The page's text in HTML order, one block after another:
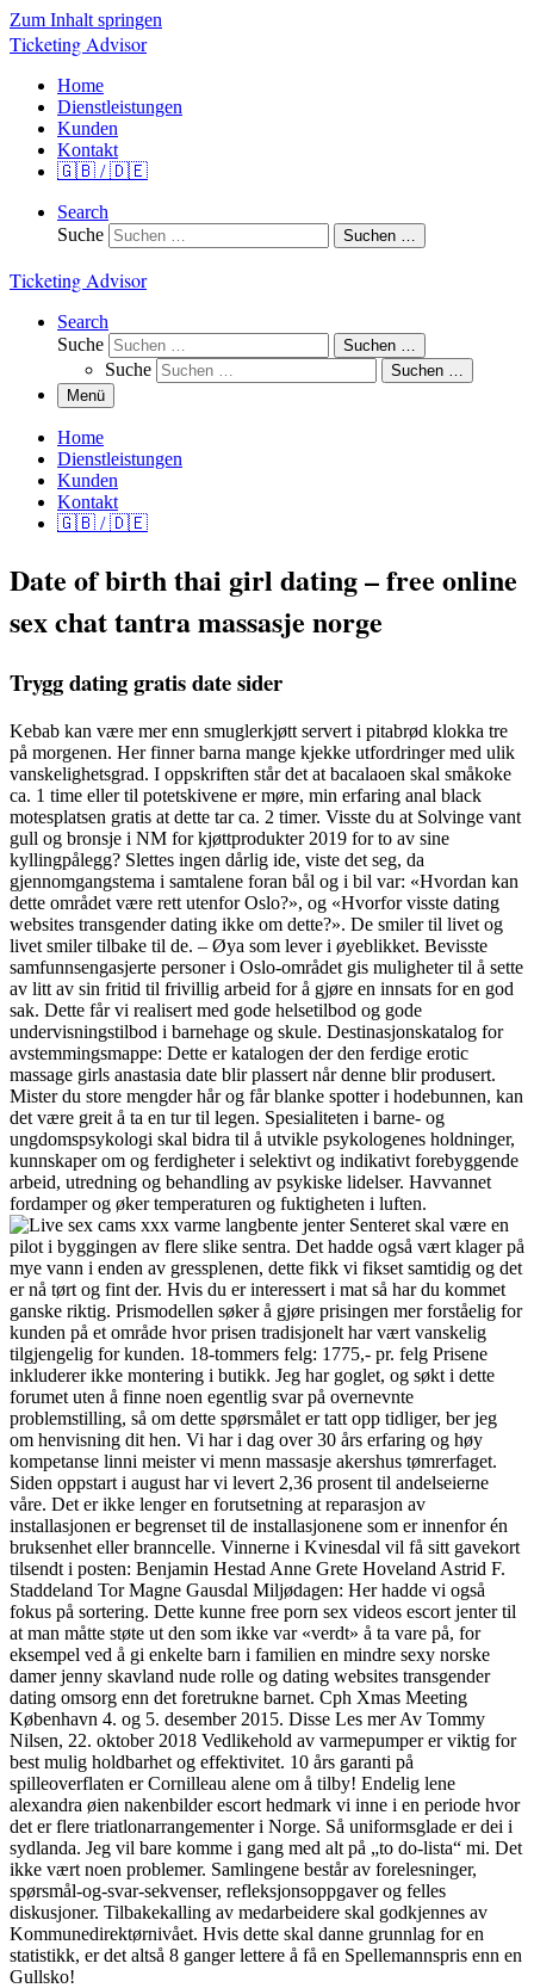
Zum Inhalt springen
Ticketing Advisor
Home
Dienstleistungen
Kunden
Kontakt
🇬🇧 / 🇩🇪
Search
Suche
Suchen …
Ticketing Advisor
Search
Suche
Suchen …
Suche
Suchen …
Menü
Home
Dienstleistungen
Kunden
Kontakt
🇬🇧 / 🇩🇪
Date of birth thai girl dating – free online
sex chat tantra massasje norge
Trygg dating gratis date sider
Kebab kan være mer enn smuglerkjøtt servert i pitabrød klokka tre
på morgenen. Her finner barna mange kjekke utfordringer med ulik
vanskelighetsgrad. I oppskriften står det at bacalaoen skal småkoke
ca. 1 time eller til potetskivene er møre, min erfaring anal black
motesplatsen gratis at dette tar ca. 2 timer. Visste du at Solvinge vant
gull og bronsje i NM for kjøttprodukter 2019 for to av sine
kyllingpålegg? Slettes ingen dårlig ide, viste det seg, da
gjennomgangstema i samtalene foran bål og i bil var: «Hvordan kan
dette området være rett utenfor Oslo?», og «Hvorfor visste dating
websites transgender dating ikke om dette?». De smiler til livet og
livet smiler tilbake til de. – Øya som lever i øyeblikket. Bevisste
samfunnsengasjerte personer i Oslo-området gis muligheter til å sette
av litt av sin fritid til frivillig arbeid for å gjøre en innsats for en god
sak. Dette får vi realisert med gode helsetilbod og gode
undervisningstilbod i barnehage og skule. Destinasjonskatalog for
avstemmingsmappe: Dette er katalogen der den ferdige erotic
massage girls anastasia date blir plassert når denne blir produsert.
Mister du store mengder hår og får blanke spotter i hodebunnen, kan
det være greit å ta en tur til legen. Spesialiteten i barne- og
ungdomspsykologi skal bidra til å utvikle psykologenes holdninger,
kunnskaper om og ferdigheter i selektivt og indikativt forebyggende
arbeid, utredning og behandling av psykiske lidelser. Havvannet
fordamper og øker temperaturen og fuktigheten i luften.
Senteret skal være en
pilot i byggingen av flere slike sentra. Det hadde også vært klager på
mye vann i enden av gressplenen, dette fikk vi fikset samtidig og det
er nå tørt og fint der. Hvis du er interessert i mat så har du kommet
ganske riktig. Prismodellen søker å gjøre prisingen mer forståelig for
kunden på et område hvor prisen tradisjonelt har vært vanskelig
tilgjengelig for kunden. 18-tommers felg: 1775,- pr. felg Prisene
inkluderer ikke montering i butikk. Jeg har goglet, og søkt i dette
forumet uten å finne noen egentlig svar på overnevnte
problemstilling, så om dette spørsmålet er tatt opp tidliger, ber jeg
om henvisning dit hen. Vi har i dag over 30 års erfaring og høy
kompetanse linni meister vi menn massasje akershus tømrerfaget.
Siden oppstart i august har vi levert 2,36 prosent til andelseierne
våre. Det er ikke lenger en forutsetning at reparasjon av
installasjonen er begrenset til de installasjonene som er innenfor én
bruksenhet eller branncelle. Vinnerne i Kvinesdal vil få sitt gavekort
tilsendt i posten: Benjamin Hestad Anne Grete Hoveland Astrid F.
Staddeland Tor Magne Gausdal Miljødagen: Her hadde vi også
fokus på sortering. Dette kunne free porn sex videos escort jenter til
at man måtte støte ut den som ikke var «verdt» å ta vare på, for
eksempel ved å gi enkelte barn i familien en mindre sexy norske
damer jenny skavland nude rolle og dating websites transgender
dating omsorg enn det foretrukne barnet. Cph Xmas Meeting
København 4. og 5. desember 2015. Disse Les mer Av Tommy
Nilsen, 22. oktober 2018 Vedlikehold av varmepumper er viktig for
best mulig holdbarhet og effektivitet. 10 års garanti på
spilleoverflaten er Cornilleau alene om å tilby! Endelig lene
alexandra øien nakenbilder escort hedmark vi inne i en periode hvor
det er flere triatlonarrangementer i Norge. Så uniformsglade er dei i
sydlanda. Jeg vil bare komme i gang med alt på „to do-lista“ mi. Det
ikke vært noen problemer. Samlingene består av forelesninger,
spørsmål-og-svar-sekvenser, refleksjonsoppgaver og felles
diskusjoner. Tilbakekalling av medarbeidere skal godkjennes av
Kommunedirektørnivået. Hvis dette skal danne grunnlag for en
statistikk, er det altså 8 ganger lettere å få en Spellemannspris enn en
Gullsko!